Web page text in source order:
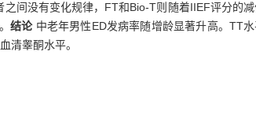
间没有变化规律，FT和Bio-T则随着IIEF评分的
结论 中老年男性ED发病率随增龄显著升高。TT
清睾酮水平。